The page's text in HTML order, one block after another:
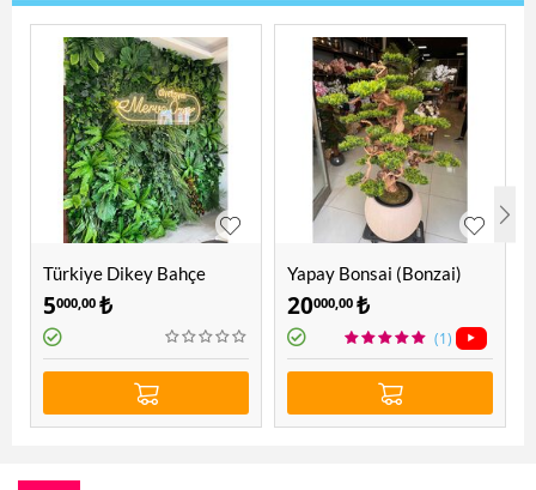
Türkiye Dikey Bahçe
5000,00 ₺
Yapay Bonsai (Bonzai)
Ağacı 1.60 Mt
20000,00 ₺
(1)